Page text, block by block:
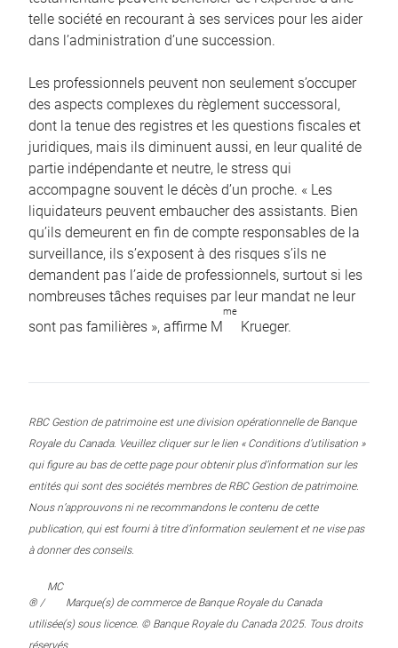
telle société en recourant à ses services pour les aider
dans l’administration d’une succession.
Les professionnels peuvent non seulement s’occuper
des aspects complexes du règlement successoral,
dont la tenue des registres et les questions fiscales et
juridiques, mais ils diminuent aussi, en leur qualité de
partie indépendante et neutre, le stress qui
accompagne souvent le décès d’un proche. « Les
liquidateurs peuvent embaucher des assistants. Bien
qu’ils demeurent en fin de compte responsables de la
surveillance, ils s’exposent à des risques s’ils ne
demandent pas l’aide de professionnels, surtout si les
nombreuses tâches requises par leur mandat ne leur
sont pas familières », affirme M
me
Krueger.
RBC Gestion de patrimoine est une division opérationnelle de Banque
Royale du Canada. Veuillez cliquer sur le lien « Conditions d’utilisation »
qui figure au bas de cette page pour obtenir plus d’information sur les
entités qui sont des sociétés membres de RBC Gestion de patrimoine.
Nous n’approuvons ni ne recommandons le contenu de cette
publication, qui est fourni à titre d’information seulement et ne vise pas
à donner des conseils.
® /
MC
Marque(s) de commerce de Banque Royale du Canada
utilisée(s) sous licence. © Banque Royale du Canada 2025. Tous droits